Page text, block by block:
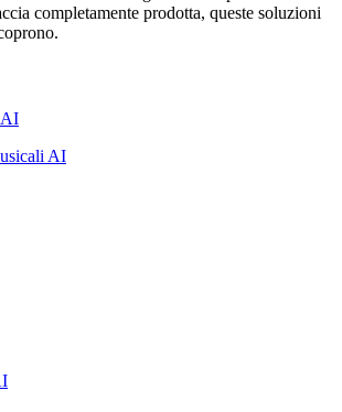
completamente prodotta, queste soluzioni
AI
AI